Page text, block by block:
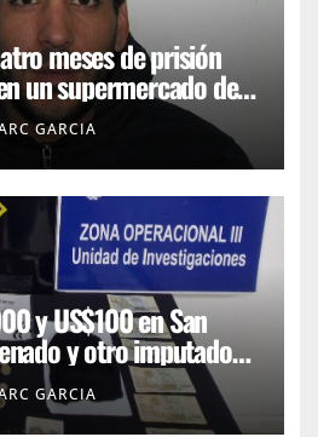
meses de prisión
un supermercado de
GARCIA
y US$100 en San
y otro imputado
GARCIA